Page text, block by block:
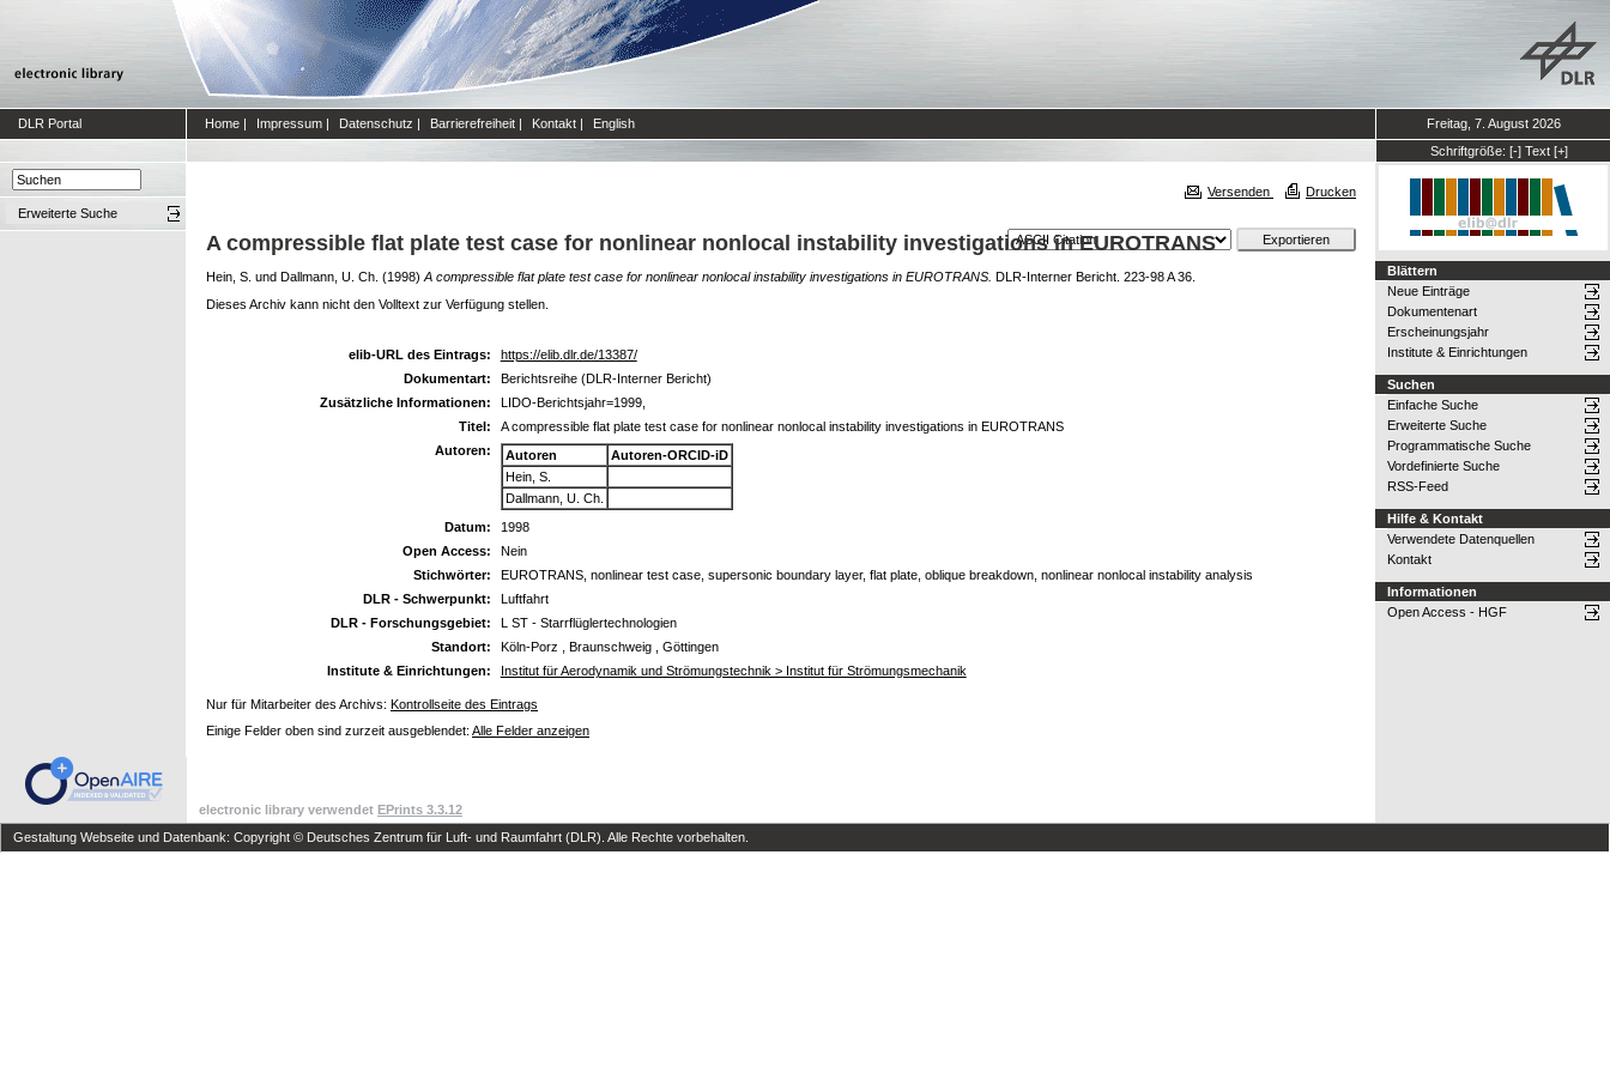
DLR Portal Home | Impressum | Datenschutz | Barrierefreiheit | Kontakt | English
Freitag, 7. August 2026
Schriftgröße: [-] Text [+]
Erweiterte Suche
Versenden Drucken
A compressible flat plate test case for nonlinear nonlocal instability investigations in EUROTRANS
Hein, S. und Dallmann, U. Ch. (1998) A compressible flat plate test case for nonlinear nonlocal instability investigations in EUROTRANS. DLR-Interner Bericht. 223-98 A 36.
Dieses Archiv kann nicht den Volltext zur Verfügung stellen.
elib-URL des Eintrags:
https://elib.dlr.de/13387/
Dokumentart:
Berichtsreihe (DLR-Interner Bericht)
Zusätzliche Informationen:
LIDO-Berichtsjahr=1999,
Titel:
A compressible flat plate test case for nonlinear nonlocal instability investigations in EUROTRANS
Autoren:
Autoren
Autoren-ORCID-iD
Hein, S.
Dallmann, U. Ch.
Datum:
1998
Open Access:
Nein
Stichwörter:
EUROTRANS, nonlinear test case, supersonic boundary layer, flat plate, oblique breakdown, nonlinear nonlocal instability analysis
DLR - Schwerpunkt:
Luftfahrt
DLR - Forschungsgebiet:
L ST - Starrflüglertechnologien
Standort:
Köln-Porz , Braunschweig , Göttingen
Institute & Einrichtungen:
Institut für Aerodynamik und Strömungstechnik > Institut für Strömungsmechanik
Nur für Mitarbeiter des Archivs: Kontrollseite des Eintrags
Einige Felder oben sind zurzeit ausgeblendet: Alle Felder anzeigen
Blättern
Neue Einträge
Dokumentenart
Erscheinungsjahr
Institute & Einrichtungen
Suchen
Einfache Suche
Erweiterte Suche
Programmatische Suche
Vordefinierte Suche
RSS-Feed
Hilfe & Kontakt
Verwendete Datenquellen
Kontakt
Informationen
Open Access - HGF
electronic library verwendet EPrints 3.3.12
Gestaltung Webseite und Datenbank: Copyright © Deutsches Zentrum für Luft- und Raumfahrt (DLR). Alle Rechte vorbehalten.